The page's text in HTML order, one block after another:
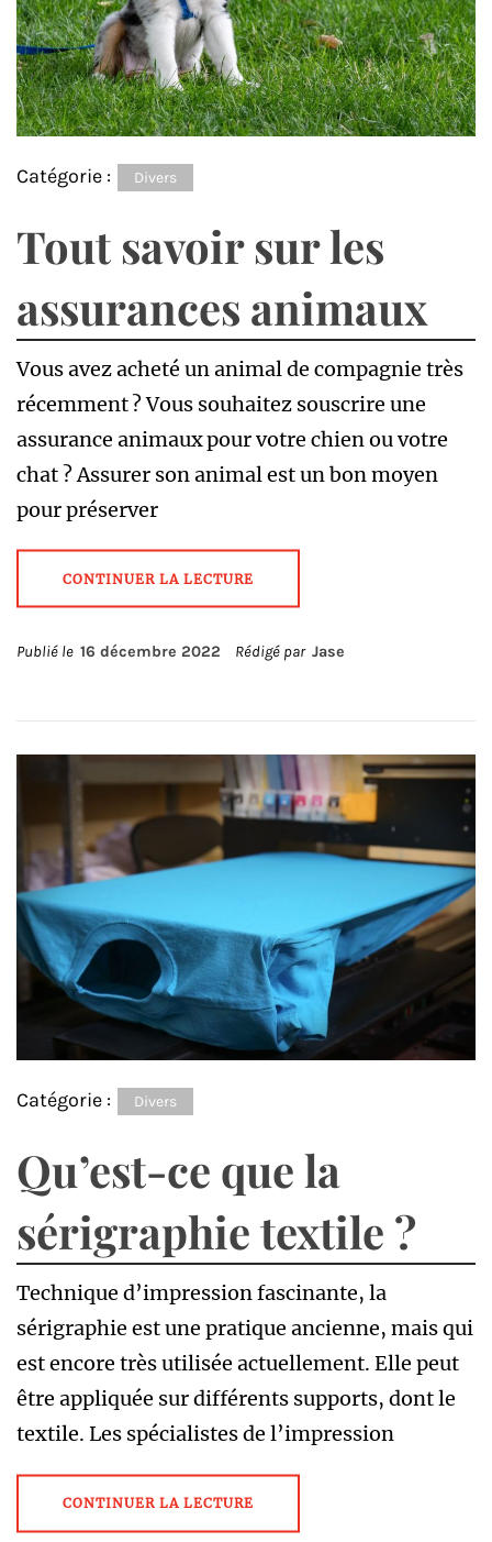
Catégorie : Divers
Tout savoir sur les
assurances animaux
Vous avez acheté un animal de compagnie très
récemment ? Vous souhaitez souscrire une
assurance animaux pour votre chien ou votre
chat ? Assurer son animal est un bon moyen
pour préserver
CONTINUER LA LECTURE
Publié le 16 décembre 2022 Rédigé par Jase
Catégorie : Divers
Qu’est-ce que la
sérigraphie textile ?
Technique d’impression fascinante, la
sérigraphie est une pratique ancienne, mais qui
est encore très utilisée actuellement. Elle peut
être appliquée sur différents supports, dont le
textile. Les spécialistes de l’impression
CONTINUER LA LECTURE